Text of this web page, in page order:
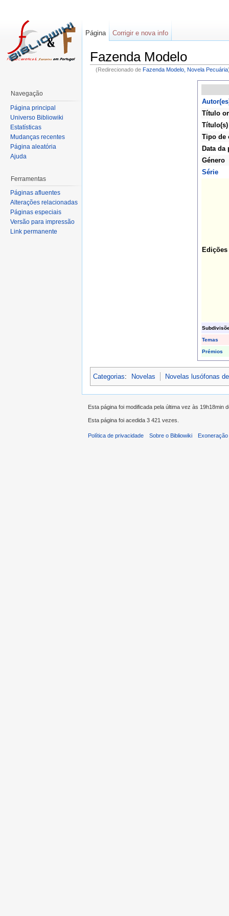
Fazenda Modelo
(Redirecionado de Fazenda Modelo, Novela Pecuária
Título
Tipo de
Data da
Género
Série
Edições
Temas
Prémios
Categorias: Novelas Novelas lusófonas
Página Corrigir e nova info
Navegação
Página principal
Universo Bibliowiki
Estatísticas
Mudanças recentes
Página aleatória
Ajuda
Ferramentas
Páginas afluentes
Alterações relacionadas
Páginas especiais
Versão para impressão
Link permanente
Esta página foi modificada pela última vez às 19h18min
Esta página foi acedida 3 421 vezes.
Política de privacidade Sobre o Bibliowiki